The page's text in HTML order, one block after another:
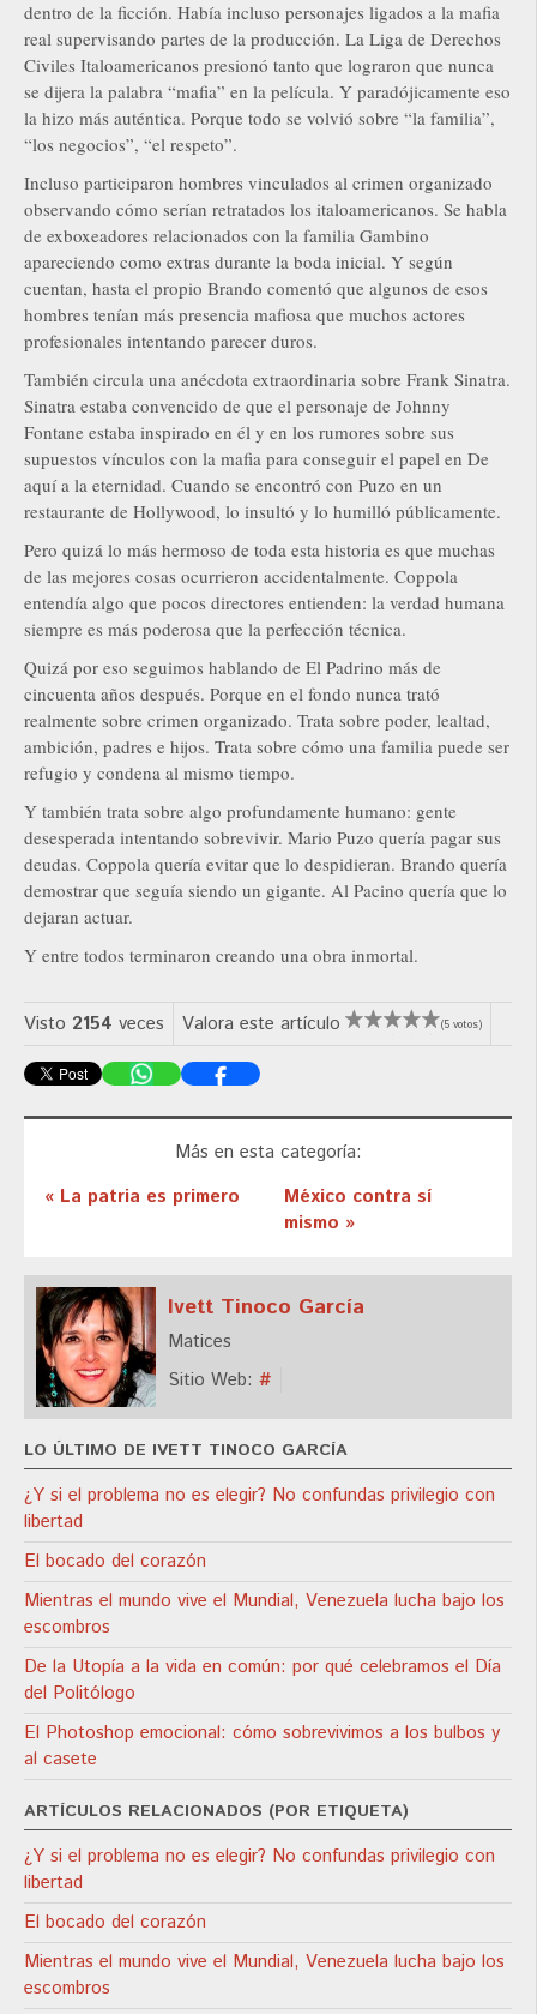
dentro de la ficción. Había incluso personajes ligados a la mafia
real supervisando partes de la producción. La Liga de Derechos
Civiles Italoamericanos presionó tanto que lograron que nunca
se dijera la palabra “mafia” en la película. Y paradójicamente eso
la hizo más auténtica. Porque todo se volvió sobre “la familia”,
“los negocios”, “el respeto”.
Incluso participaron hombres vinculados al crimen organizado
observando cómo serían retratados los italoamericanos. Se habla
de exboxeadores relacionados con la familia Gambino
apareciendo como extras durante la boda inicial. Y según
cuentan, hasta el propio Brando comentó que algunos de esos
hombres tenían más presencia mafiosa que muchos actores
profesionales intentando parecer duros.
También circula una anécdota extraordinaria sobre Frank Sinatra.
Sinatra estaba convencido de que el personaje de Johnny
Fontane estaba inspirado en él y en los rumores sobre sus
supuestos vínculos con la mafia para conseguir el papel en De
aquí a la eternidad. Cuando se encontró con Puzo en un
restaurante de Hollywood, lo insultó y lo humilló públicamente.
Pero quizá lo más hermoso de toda esta historia es que muchas
de las mejores cosas ocurrieron accidentalmente. Coppola
entendía algo que pocos directores entienden: la verdad humana
siempre es más poderosa que la perfección técnica.
Quizá por eso seguimos hablando de El Padrino más de
cincuenta años después. Porque en el fondo nunca trató
realmente sobre crimen organizado. Trata sobre poder, lealtad,
ambición, padres e hijos. Trata sobre cómo una familia puede ser
refugio y condena al mismo tiempo.
Y también trata sobre algo profundamente humano: gente
desesperada intentando sobrevivir. Mario Puzo quería pagar sus
deudas. Coppola quería evitar que lo despidieran. Brando quería
demostrar que seguía siendo un gigante. Al Pacino quería que lo
dejaran actuar.
Y entre todos terminaron creando una obra inmortal.
Visto 2154 veces Valora este artículo (5 votos)
Más en esta categoría:
« La patria es primero
México contra sí
mismo »
Ivett Tinoco García
Matices
Sitio Web: #
LO ÚLTIMO DE IVETT TINOCO GARCÍA
¿Y si el problema no es elegir? No confundas privilegio con
libertad
El bocado del corazón
Mientras el mundo vive el Mundial, Venezuela lucha bajo los
escombros
De la Utopía a la vida en común: por qué celebramos el Día
del Politólogo
El Photoshop emocional: cómo sobrevivimos a los bulbos y
al casete
ARTÍCULOS RELACIONADOS (POR ETIQUETA)
¿Y si el problema no es elegir? No confundas privilegio con
libertad
El bocado del corazón
Mientras el mundo vive el Mundial, Venezuela lucha bajo los
escombros